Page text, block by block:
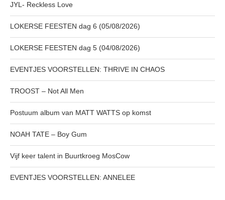
JYL- Reckless Love
LOKERSE FEESTEN dag 6 (05/08/2026)
LOKERSE FEESTEN dag 5 (04/08/2026)
EVENTJES VOORSTELLEN: THRIVE IN CHAOS
TROOST – Not All Men
Postuum album van MATT WATTS op komst
NOAH TATE – Boy Gum
Vijf keer talent in Buurtkroeg MosCow
EVENTJES VOORSTELLEN: ANNELEE